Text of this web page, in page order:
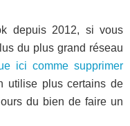
depuis 2012, si vous
du plus grand réseau
ici comme supprimer
utilise plus certains de
du bien de faire un